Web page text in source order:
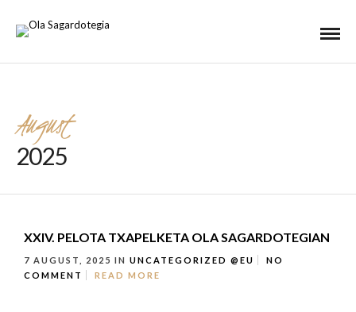
August
2025
XXIV. PELOTA TXAPELKETA OLA SAGARDOTEGIAN
7 AUGUST, 2025 IN UNCATEGORIZED @EU
NO
COMMENT
READ MORE